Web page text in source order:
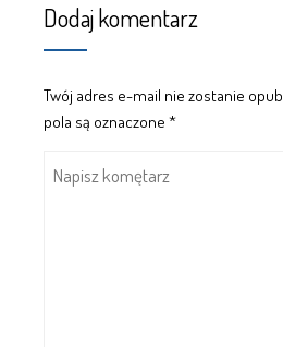
Dodaj komentarz
Twój adres e-mail nie zostanie
pola są oznaczone *